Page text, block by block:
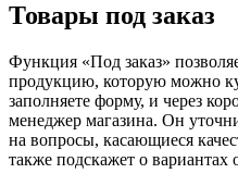
Товары под заказ
Функция «Под заказ»
продукцию, которую можно
заполняете форму, и через
менеджер магазина. Он
на вопросы, касающиеся
также подскажет о вариантах